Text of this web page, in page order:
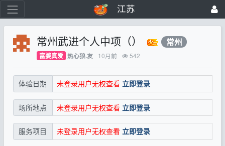
江苏
常州武进个人中项（） 常州
富婆真爱 热心狼.友 10月前 542
体验日期 未登录用户无权查看 立即登录
场所地点 未登录用户无权查看 立即登录
服务项目 未登录用户无权查看 立即登录